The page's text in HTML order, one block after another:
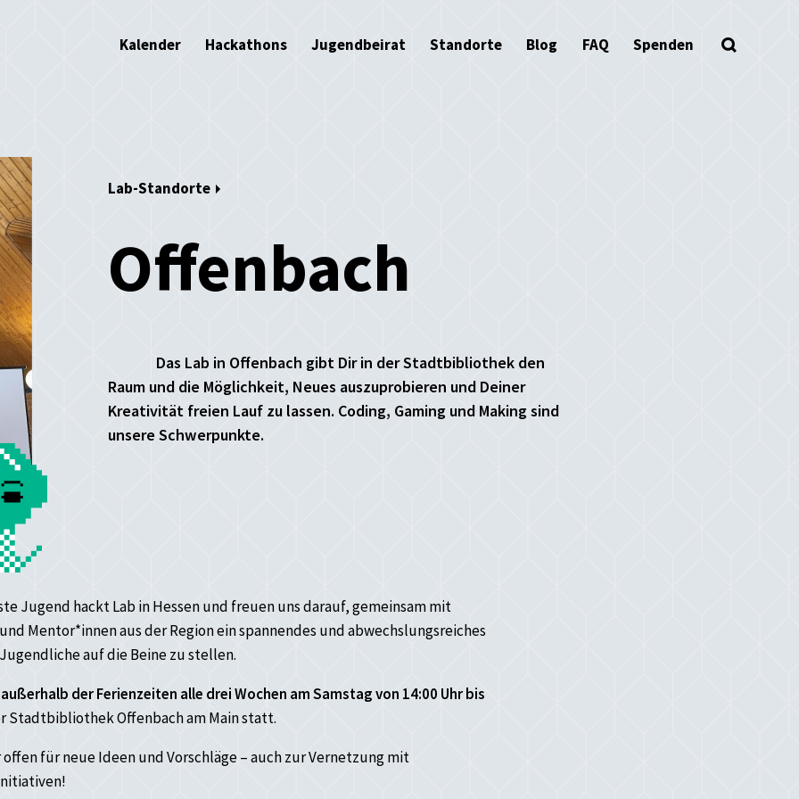
Kalender Hackathons Jugendbeirat Standorte Blog FAQ Spenden
Lab-Standorte
Offenbach
Das Lab in Offenbach gibt Dir in der Stadtbibliothek den
Raum und die Möglichkeit, Neues auszuprobieren und Deiner
Kreativität freien Lauf zu lassen. Coding, Gaming und Making sind
unsere Schwerpunkte.
Jugend hackt Lab in Hessen und freuen uns darauf, gemeinsam mit
Mentor*innen aus der Region ein spannendes und abwechslungsreiches
auf die Beine zu stellen.
außerhalb der Ferienzeiten alle drei Wochen am Samstag von 14:00 Uhr bis
Stadtbibliothek Offenbach am Main statt.
offen für neue Ideen und Vorschläge – auch zur Vernetzung mit